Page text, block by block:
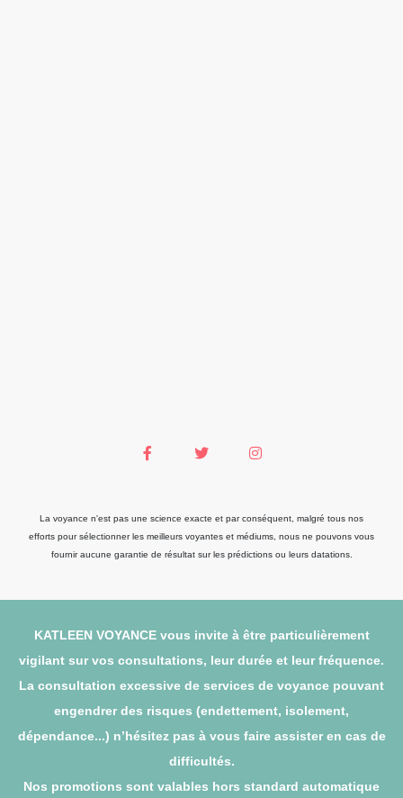
La voyance n'est pas une science exacte et par conséquent, malgré tous nos
efforts pour sélectionner les meilleurs voyantes et médiums, nous ne pouvons vous
fournir aucune garantie de résultat sur les prédictions ou leurs datations.
KATLEEN VOYANCE vous invite à être particulièrement
vigilant sur vos consultations, leur durée et leur fréquence.
La consultation excessive de services de voyance pouvant
engendrer des risques (endettement, isolement,
dépendance...) n’hésitez pas à vous faire assister en cas de
difficultés.
Nos promotions sont valables hors standard automatique